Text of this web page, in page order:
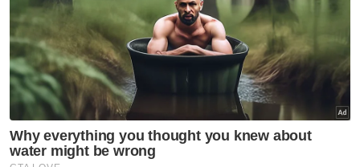
Media Iran keluarkan video
Mojtaba Khamenei
GLOBAL
Angka korban di Gaza
meningkat kepada 73,389
orang akibat serangan
berterusan Israel